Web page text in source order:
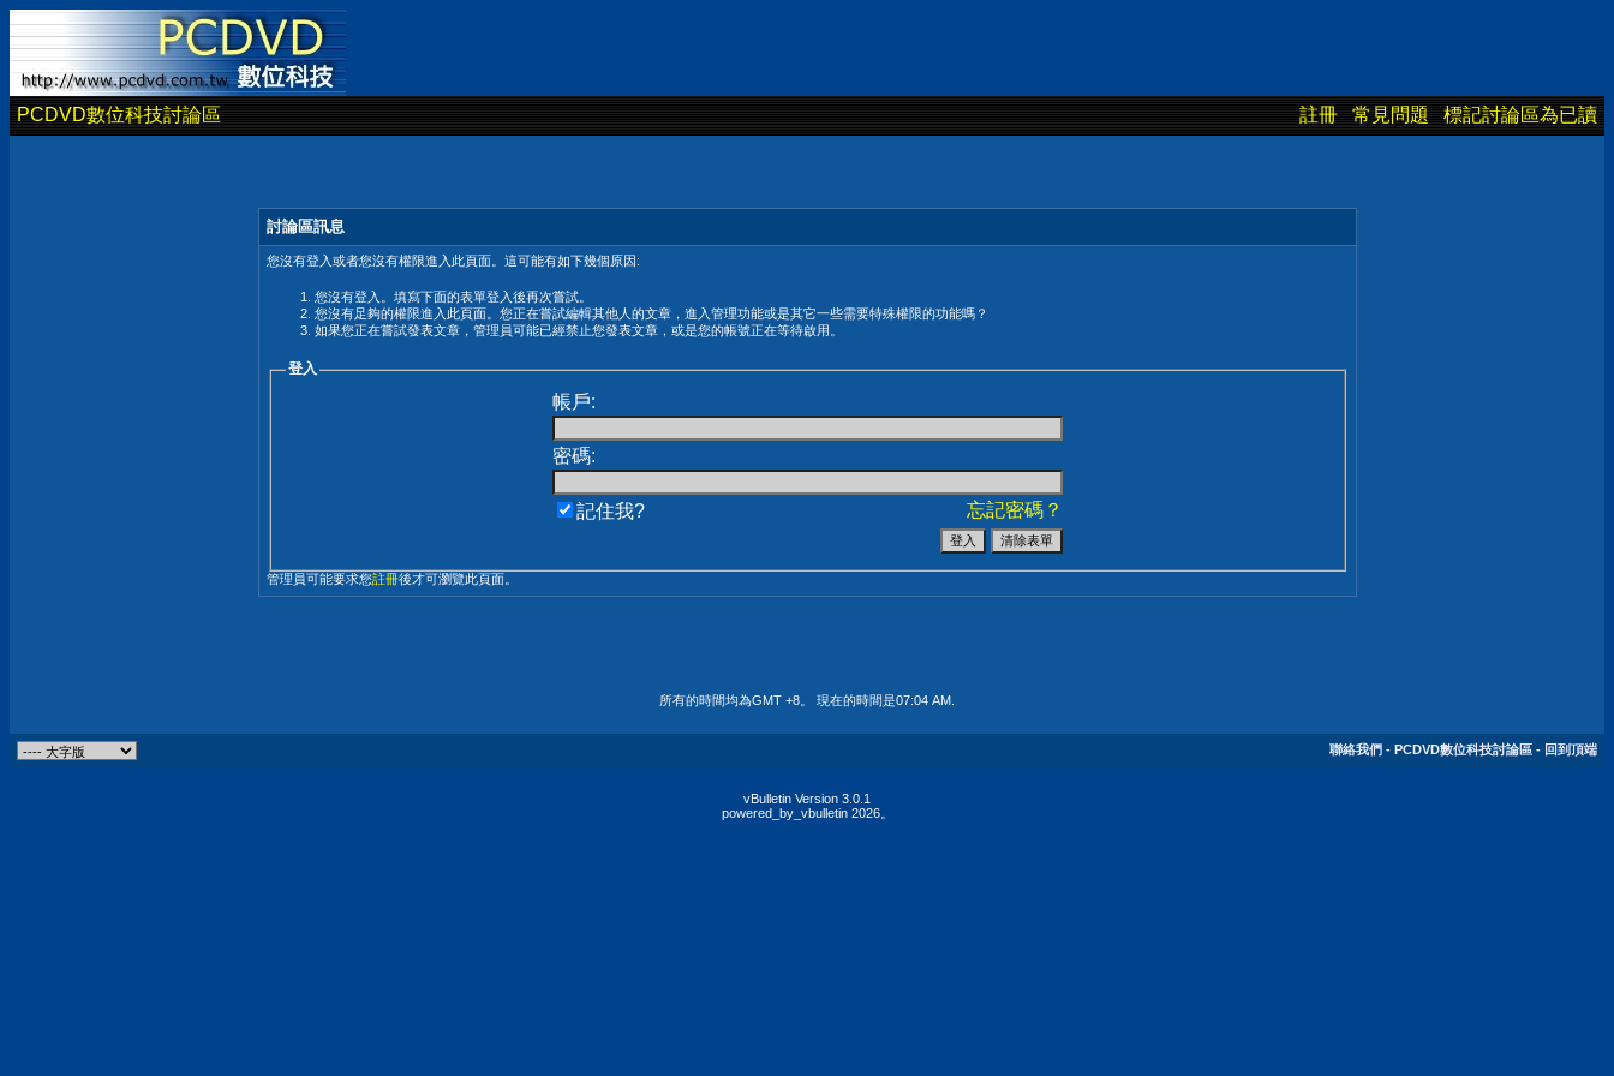
PCDVD數位科技討論區 註冊 常見問題 標記討論區為已讀
討論區訊息
您沒有登入或者您沒有權限進入此頁面。這可能有如下幾個原因:
您沒有登入。填寫下面的表單登入後再次嘗試。
您沒有足夠的權限進入此頁面。您正在嘗試編輯其他人的文章，進入管理功能或是其它一些需要特殊權限的功能嗎？
如果您正在嘗試發表文章，管理員可能已經禁止您發表文章，或是您的帳號正在等待啟用。
登入
帳戶:
密碼:
忘記密碼？
記住我?
管理員可能要求您註冊後才可瀏覽此頁面。
所有的時間均為GMT +8。 現在的時間是07:04 AM
聯絡我們 - PCDVD數位科技討論區 - 回到頂端
vBulletin Version 3.0.1
powered_by_vbulletin 2026。